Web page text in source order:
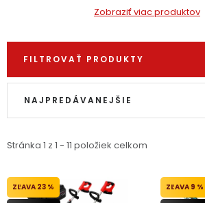
Servis náradia Hodnotenie
Kontakty
PODPORA
Zobraziť viac produktov
FILTROVAŤ PRODUKTY
Výpis produktov
Stránka 1 z 1 - 11 položiek celkom
Radenie produktov
NAJPREDÁVANEJŠIE
23 % 9 %